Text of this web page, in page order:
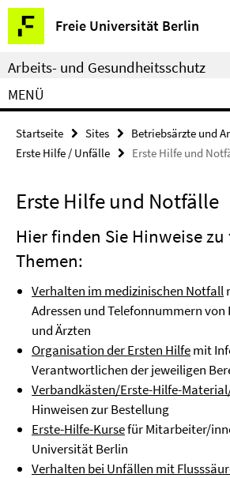
Springe
direkt
zu
Inhalt
Freie Universität Berlin
Service-
Navigation
Arbeits- und Gesundheitsschutz
MENÜ
Startseite Sites
Betriebsärzte und
Erste Hilfe / Unfälle
Erste Hilfe und
Erste Hilfe und Notfälle
Hier finden Sie Hinweise
Themen:
Verhalten im medizinischen Notfall
Adressen und Telefonnummern
und Ärzten
Organisation der Ersten Hilfemit
Verantwortlichen der jeweiligen
Verbandkästen/Erste-Hilfe-
Hinweisen zur Bestellung
Erste-Hilfe-Kursefür Mitarbeiter/
Universität Berlin
Verhalten bei Unfällen mit